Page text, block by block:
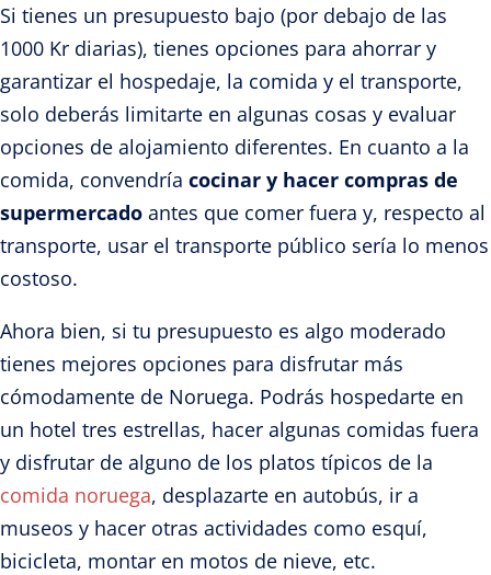
Si tienes un presupuesto bajo (por debajo de las
1000 Kr diarias), tienes opciones para ahorrar y
garantizar el hospedaje, la comida y el transporte,
solo deberás limitarte en algunas cosas y evaluar
opciones de alojamiento diferentes. En cuanto a la
comida, convendría cocinar y hacer compras de
supermercado antes que comer fuera y, respecto al
transporte, usar el transporte público sería lo menos
costoso.
Ahora bien, si tu presupuesto es algo moderado
tienes mejores opciones para disfrutar más
cómodamente de Noruega. Podrás hospedarte en
un hotel tres estrellas, hacer algunas comidas fuera
y disfrutar de alguno de los platos típicos de la
comida noruega, desplazarte en autobús, ir a
museos y hacer otras actividades como esquí,
bicicleta, montar en motos de nieve, etc.